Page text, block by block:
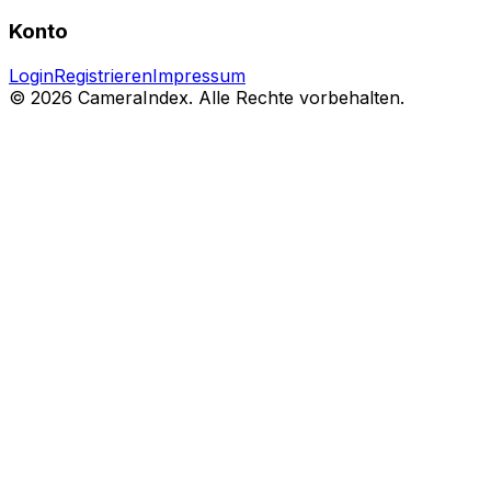
Konto
LoginRegistrierenImpressum
© 2026 CameraIndex. Alle Rechte vorbehalten.